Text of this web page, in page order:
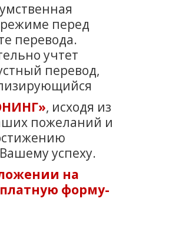
перед
перевода.
учтет
перевод,
, исходя из
пожеланий и
успеху.
на
форму-